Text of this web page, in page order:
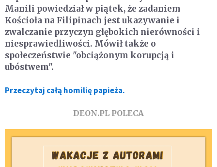
Manili powiedział w piątek, że zadaniem
Kościoła na Filipinach jest ukazywanie i
zwalczanie przyczyn głębokich nierówności i
niesprawiedliwości. Mówił także o
społeczeństwie "obciążonym korupcją i
ubóstwem".
Przeczytaj całą homilię papieża.
DEON.PL POLECA